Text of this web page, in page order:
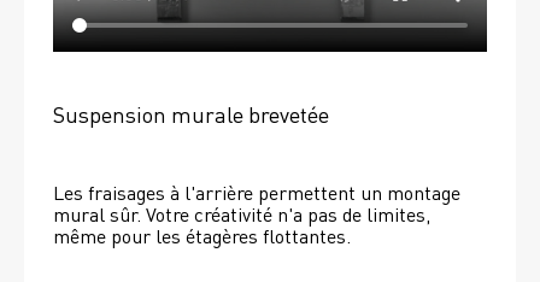
Suspension murale brevetée
Les fraisages à l'arrière permettent un montage
mural sûr. Votre créativité n'a pas de limites,
même pour les étagères flottantes.